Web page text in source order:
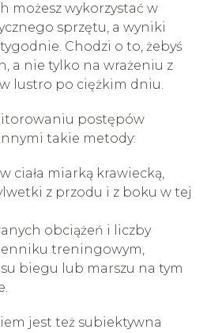
możesz wykorzystać w
sprzętu, a wyniki
Chodzi o to, żebyś
a nie tylko na wrażeniu z
lustro po ciężkim dniu.
postępów
takie metody:
ciała miarką krawiecką,
z przodu i z boku w tej
obciążeń i liczby
treningowym,
biegu lub marszu na tym
jest też subiektywna